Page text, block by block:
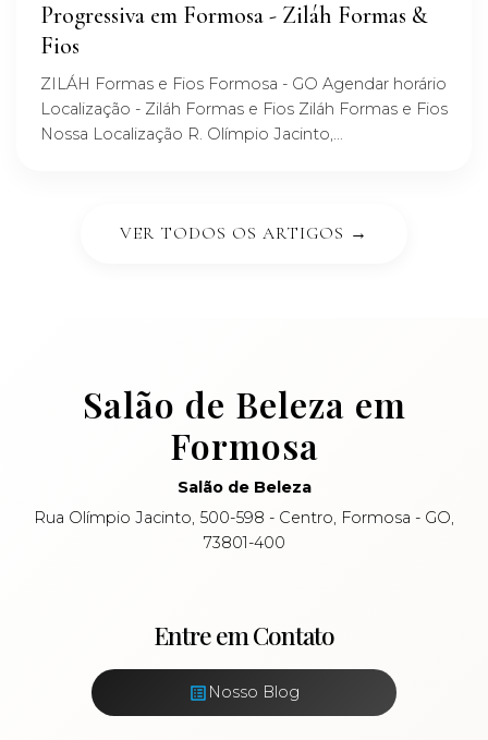
Progressiva em Formosa - Ziláh Formas &
Fios
ZILÁH Formas e Fios Formosa - GO Agendar horário
Localização - Ziláh Formas e Fios Ziláh Formas e Fios
Nossa Localização R. Olímpio Jacinto,...
VER TODOS OS ARTIGOS →
Salão de Beleza em
Formosa
Salão de Beleza
Rua Olímpio Jacinto, 500-598 - Centro, Formosa - GO,
73801-400
Entre em Contato
Nosso Blog